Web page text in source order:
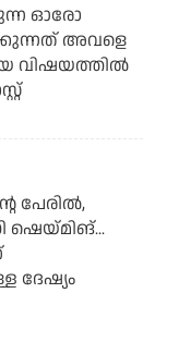
ഓരോ
അവളെ
വിഷയത്തില്‍
പേരില്‍,
ദേഷ്യം